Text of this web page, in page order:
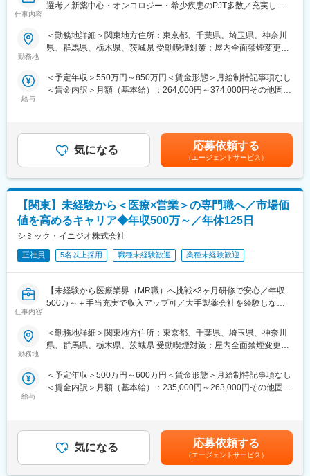
制は万全で、医療機器営業に必要な製品知識や業界の知識は入社
■ＭＩフォースの魅力：
ーがきめ細やかにフォローしますので、いつでも自信を持って営
業活動が行えます。
ができ、PMとして顧客や医師とレベルの高い関係を築くことも、
本社で事業企画や採用、社員の育成などに関わることも可能で
す。複数のプロジェクトを経験し、新たなキャリアに挑戦してい
くことを期待しています。
■勤務地：
（1）北海道：北海道
（2）東北：青森・秋田・岩手・山形・宮城・福島
（3）関東：東京・神奈川・千葉・埼玉・茨城・栃木・群馬
（5）東海：愛知・岐阜・三重・静岡
（8）中国：岡山・広島・山口・島根・鳥取
（9）四国：香川・徳島・高知・愛媛
縄
仕事内容
選考／新薬中心・オンコロジー・希少疾患のPJT多数／充実した
■職務概要：
配属先メーカーにおいてMR活動に従事いただきます。
プロジェクトの数やバリエーションはキャリア形成に直結するた
め、CSOでの転職を考えるうえで重要なポイントです。
プロジェクト人数が100名を超える大規模なプロジェクトや、日
本市場への新規参入する企業のプロジェクトなど、規模やミッシ
ョンも多様です。
■人財育成への積極投資
シミック・イニジオにとってサービス品質の源泉となるのは人財
です。
そのため人財育成・能力開発は重要施策と位置づけ、積極的な投
資を行っています。自己成長意欲を尊重し、業務直結の研修だけ
でなく、変化する時代に対応するビジネススキル習得も含め階層
■家族も安心な手厚い福利厚生
できる制度があります。社員と社員のご家族が安心し、仕事もプ
ライベートも充実して活躍できるよう、福利厚生制度を整備して
ラスの借り上げ社宅制度や単身赴任のサポート制度を導入し、そ
の利用率も高水準となっています。
製薬企業での開発パイプラインの変化にともない、当社において
はオンコロジーをはじめスペシャリティ領域のプロジェクトが増
加しています。またスペシャリティ領域については社員の関心も
高く、これに応えるべく専門性の高い人財を育成するための社内
勤務地
＜勤務地詳細＞関東地方住所：東京都、千葉県、埼玉県、神奈川
県、群馬県、栃木県、茨城県 受動喫煙対策：屋内全面禁煙変更の
給与
＜予定年収＞550万円～850万円＜賃金形態＞月給制特記事項なし
＜賃金内訳＞月額（基本給）：264,000円～374,000円その他固定
を全額支給 ■賞与年2回（昨年度実績4.2ヶ月）、報酬改定年1回■
全国勤務が可能な方は、初回給与時に30万円の一時金を支給賃金
はあくまでも目安の金額であり、選考を通じて上下する可能性が
あります。月給(月額)は固定手当を含めた表記です。
気になる 応募依頼する
（エージェントサービス）
【関東】未経験から＜医療×営業＞の専門職へ／市場価
値を高めるキャリア◆年収500万～／年休125日
シミック・イニジオ株式会社
正社員 5名以上採用 職種未経験歓迎 業種未経験歓迎
仕事内容
【未経験から医療業界（MR職）へ挑戦×3ヶ月研修で安心／年収
500万～＋手当充実で収入アップ可／大手製薬会社を経験しなが
＜入社月について＞
入社月が決まっているため同期も多く安心してスタート可能
具体的には、「どんな病気に効くか（効果）／副作用や注意点／
品質に問題はないか」をわかりやすく伝えます
自分が関わった薬が患者様の治療につながり、感謝されるやりが
勤務地
＜勤務地詳細＞関東地方住所：東京都、千葉県、埼玉県、神奈川
県、群馬県、栃木県、茨城県 受動喫煙対策：屋内全面禁煙変更の
給与
＜予定年収＞500万円～600万円＜賃金形態＞月給制特記事項なし
＜賃金内訳＞月額（基本給）：235,000円～263,000円その他固定
を全額支給 ■賞与年2回（昨年度実績4.2ヶ月）、報酬改定年1回■
全国勤務が可能な方は、50万円の一時金を支給(3ヶ月の試用期間
後の翌月給与で支給)賃金はあくまでも目安の金額であり、選考を
気になる 応募依頼する
（エージェントサービス）